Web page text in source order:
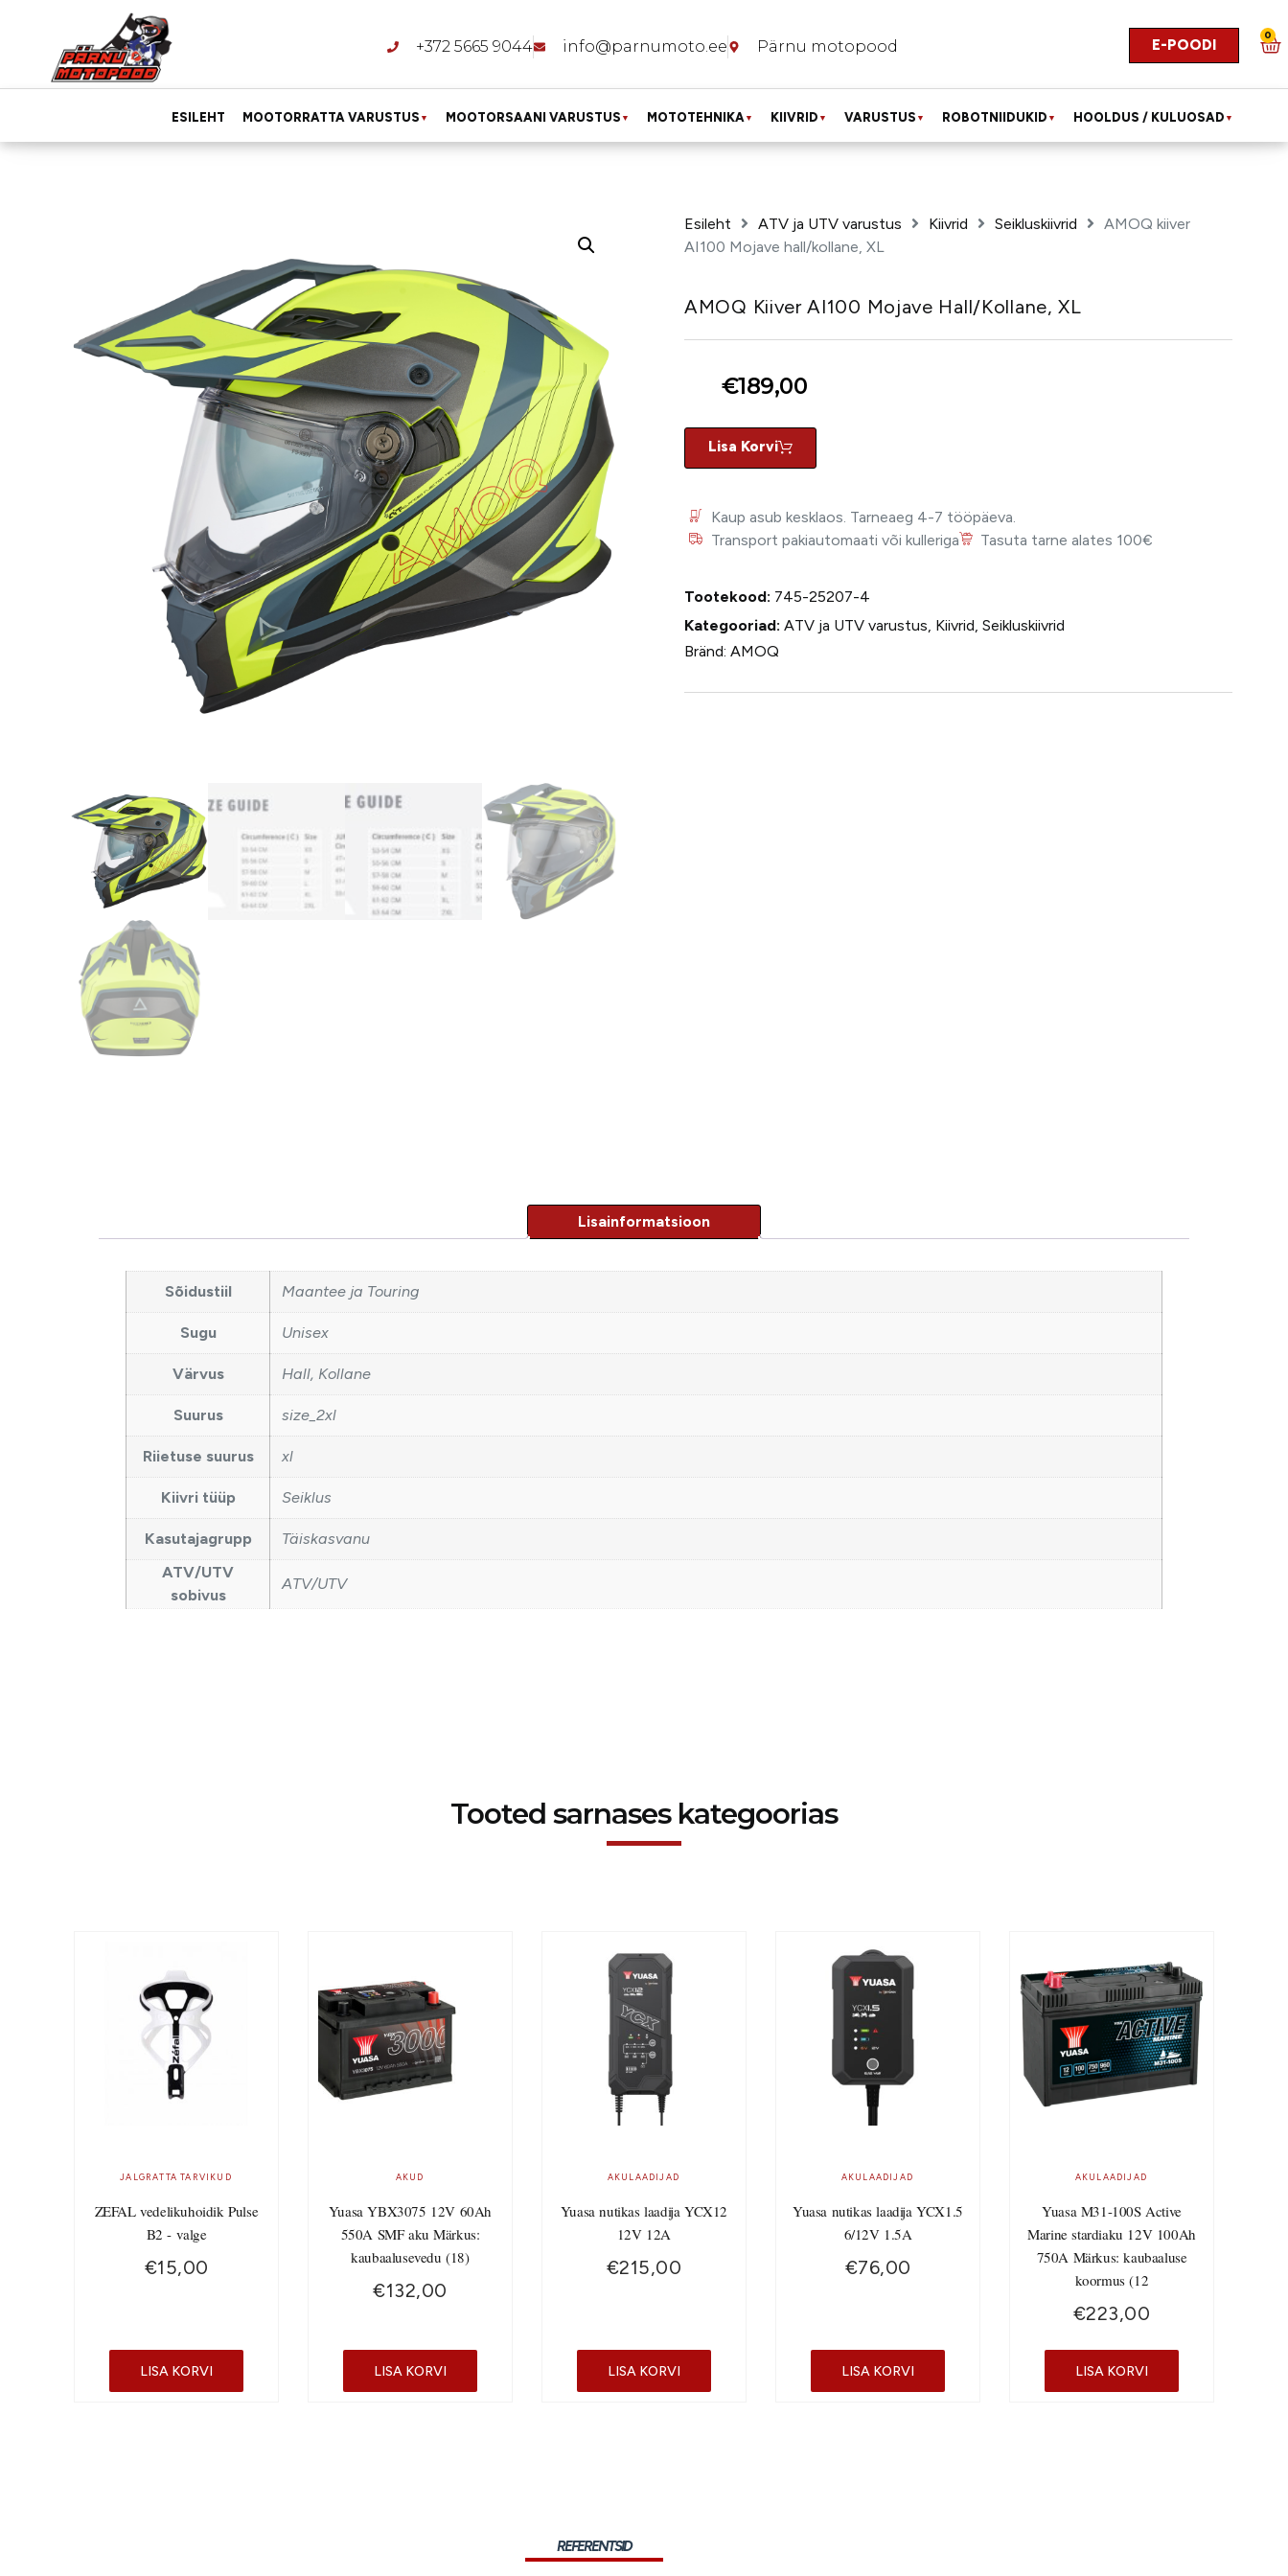
+372 5665 9044 info@parnumoto.ee Pärnu motopood E-POODI
0
ESILEHT MOOTORRATTA VARUSTUS ▼ MOOTORSAANI VARUSTUS ▼ MOTOTEHNIKA▼ KIIVRID ▼ VARUSTUS ▼ ROBOTNIIDUKID ▼ HOOLDUS / KULUOSAD ▼
Esileht ATV ja UTV varustus Kiivrid Seikluskiivrid
AMOQ kiiver
AI100 Mojave hall/kollane, XL
AMOQ Kiiver AI100 Mojave Hall/kollane, XL
€189,00
Lisa Korvi
Kaup asub kesklaos. Tarneaeg 4-7 tööpäeva.
Transport pakiautomaati või kulleriga
Tasuta tarne alates 100€
Tootekood: 745-25207-4
Kategooriad: ATV ja UTV varustus, Kiivrid, Seikluskiivrid
Bränd: AMOQ
Sõidustiil Maantee ja Touring
Sugu Unisex
Värvus Hall, Kollane
Suurus size_2xl
Riietuse suurus xl
Kiivri tüüp Seiklus
Kasutajagrupp
Täiskasvanu
ATV/UTV
sobivus
ATV/UTV
Tooted sarnases kategoorias
JALGRATTA TARVIKUD
ZEFAL vedelikuhoidik Pulse
B2 - valge
€15,00
LISA KORVI
AKUD
Yuasa YBX3075 12V 60Ah
550A SMF aku Märkus:
kaubaalusevedu (18)
€132,00
LISA KORVI
AKULAADIJAD
Yuasa nutikas laadija YCX12
12V 12A
€215,00
LISA KORVI
AKULAADIJAD
Yuasa nutikas laadija YCX1.5
6/12V 1.5A
€76,00
LISA KORVI
AKULAADIJAD
Yuasa M31-100S Active
Marine stardiaku 12V 100Ah
750A Märkus: kaubaaluse
koormus (12
€223,00
LISA KORVI
REFERENTSID